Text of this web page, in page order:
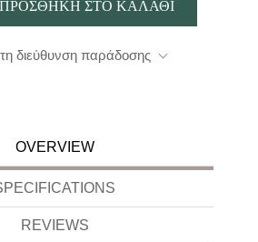
τη διεύθυνση παράδοσης
OVERVIEW
REVIEWS